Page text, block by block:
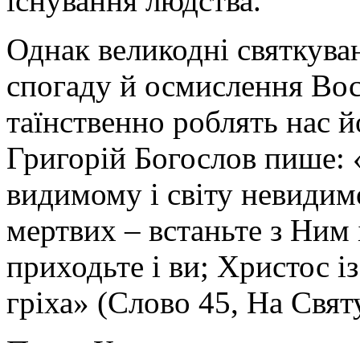
Однак великодні
спогаду й осмислення
таїнственно роблять нас
Григорій Богослов пише:
видимому і світу
мертвих – встаньте з Ним
приходьте і ви; Христос
гріха» (Слово 45, На